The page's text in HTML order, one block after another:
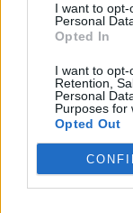
I want to
Personal
Opted In
I want to opt-
Retention,
Personal
Purposes for
Opted Out